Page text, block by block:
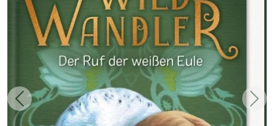
Zurück